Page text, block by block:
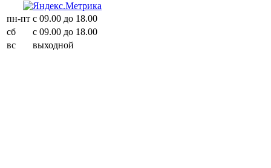
пн-пт с 09.00 до 18.00
сб
с 09.00 до 18.00
вс
выходной